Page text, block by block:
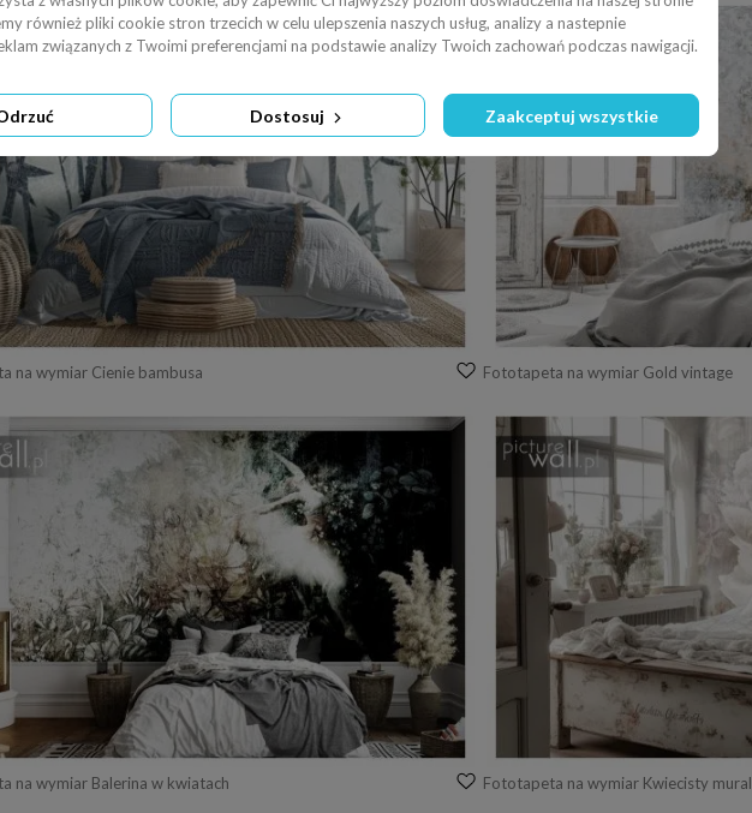
na wymiar Cienie bambusa Fototapeta na wymiar Gold vintage
na wymiar Balerina w kwiatach Fototapeta na wymiar Kwiecisty mural
również pliki cookie stron trzecich w celu ulepszenia naszych usług, analizy a nastepnie
związanych z Twoimi preferencjami na podstawie analizy Twoich zachowań podczas nawigacji.
Dostosuj Zaakceptuj wszystkie